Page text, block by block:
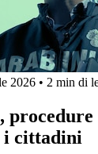
2026 • 2 min di
procedure
i cittadini